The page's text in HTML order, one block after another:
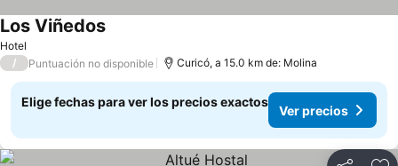
Hotel
Los Viñedos
/ Puntuación no disponible Curicó, a 15.0 km de: Molina
Elige fechas para ver los precios exactos
Ver precios